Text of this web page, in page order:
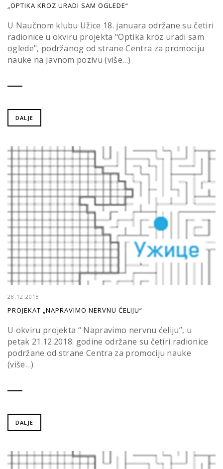
„OPTIKA KROZ URADI SAM OGLEDE“
U Naučnom klubu Užice 18. januara održane su četiri
radionice u okviru projekta "Optika kroz uradi sam
oglede", podržanog od strane Centra za promociju
nauke na Javnom pozivu (više…)
DALJE
28.12.2018
PROJEKAT „NAPRAVIMO NERVNU ĆELIJU“
U okviru projekta “ Napravimo nervnu ćeliju”, u
petak 21.12.2018. godine održane su četiri radionice
podržane od strane Centra za promociju nauke
(više…)
DALJE